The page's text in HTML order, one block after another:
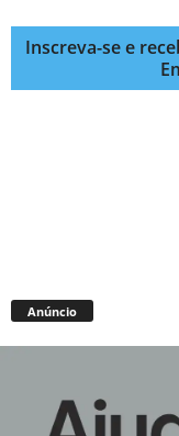
Inscreva-se e
Anúncio